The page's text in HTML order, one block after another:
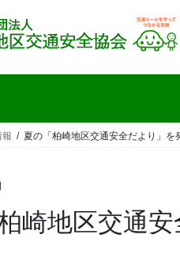
報 夏の「柏崎地区交通安全だより」を
崎地区交通